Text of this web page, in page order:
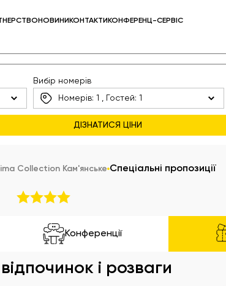
НОВИНИКОНТАКТИКОНФЕРЕНЦ-СЕРВІС
Вибір номерів
Номерів: 1 , Гостей: 1
Collection Кам'янське Спеціальні пропозиції
Конференції
і розваги